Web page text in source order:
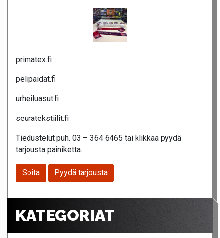
primatex.fi
pelipaidat.fi
urheiluasut.fi
seuratekstiilit.fi
Tiedustelut puh. 03 – 364 6465 tai klikkaa pyydä
tarjousta painiketta.
Soita Pyydä tarjousta
KATEGORIAT